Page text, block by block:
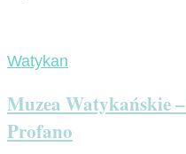
Watykan
Muzea Watykańskie
Profano